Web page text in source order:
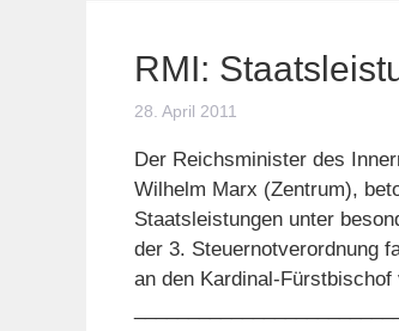
RMI:
28. April 2011
Der Reichsminister des
Wilhelm Marx (Zentrum),
Staatsleistungen unter
der 3. Steuernotverordnung
an den Kardinal-